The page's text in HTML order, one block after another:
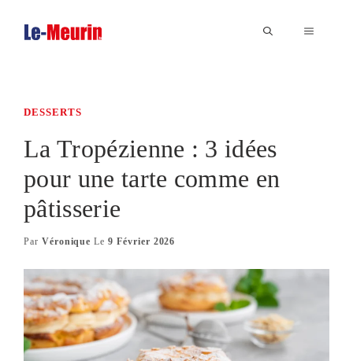
MENU
DESSERTS
La Tropézienne : 3 idées
pour une tarte comme en
pâtisserie
Par Véronique Le9 Février 2026